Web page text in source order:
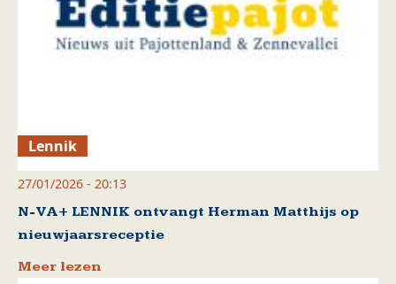
Lennik
27/01/2026 - 20:13
N-VA+ LENNIK ontvangt Herman Matthijs op
nieuwjaarsreceptie
Meer lezen